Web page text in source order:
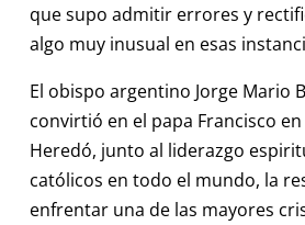
que supo admitir errores y
algo muy inusual en esas
El obispo argentino Jorge Mario
convirtió en el papa Francisco
Heredó, junto al liderazgo
católicos en todo el mundo, la
enfrentar una de las mayores